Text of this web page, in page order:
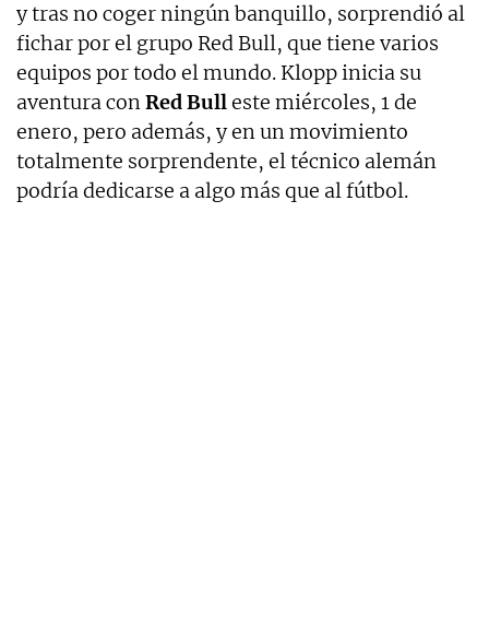
y tras no coger ningún banquillo, sorprendió al
fichar por el grupo Red Bull, que tiene varios
equipos por todo el mundo. Klopp inicia su
aventura conRed Bulleste miércoles, 1 de
enero, pero además, y en un movimiento
totalmente sorprendente, el técnico alemán
podría dedicarse a algo más que al fútbol.